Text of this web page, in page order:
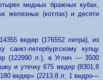
медных бражных кубах,
железных (котлах) и десяти
ведер (176552 литра), из
санкт-петербургскому купцу
(122990 л.), в Углич — 3500
и утечку 675 ведер (8301,8
ведер» (2213,8 л; 1 ведро—